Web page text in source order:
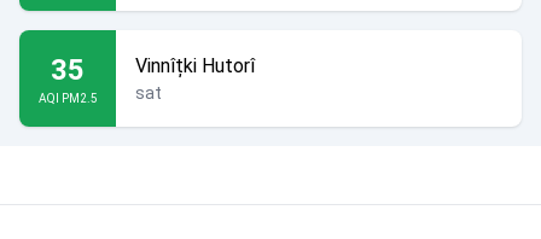
35
AQI PM2.5
Vinnîțki Hutorî
sat